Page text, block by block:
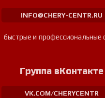
INFO@CHERY-CENTR.RU
быстрые и профессиональные
Группа вКонтакте
VK.COM/CHERYCENTR